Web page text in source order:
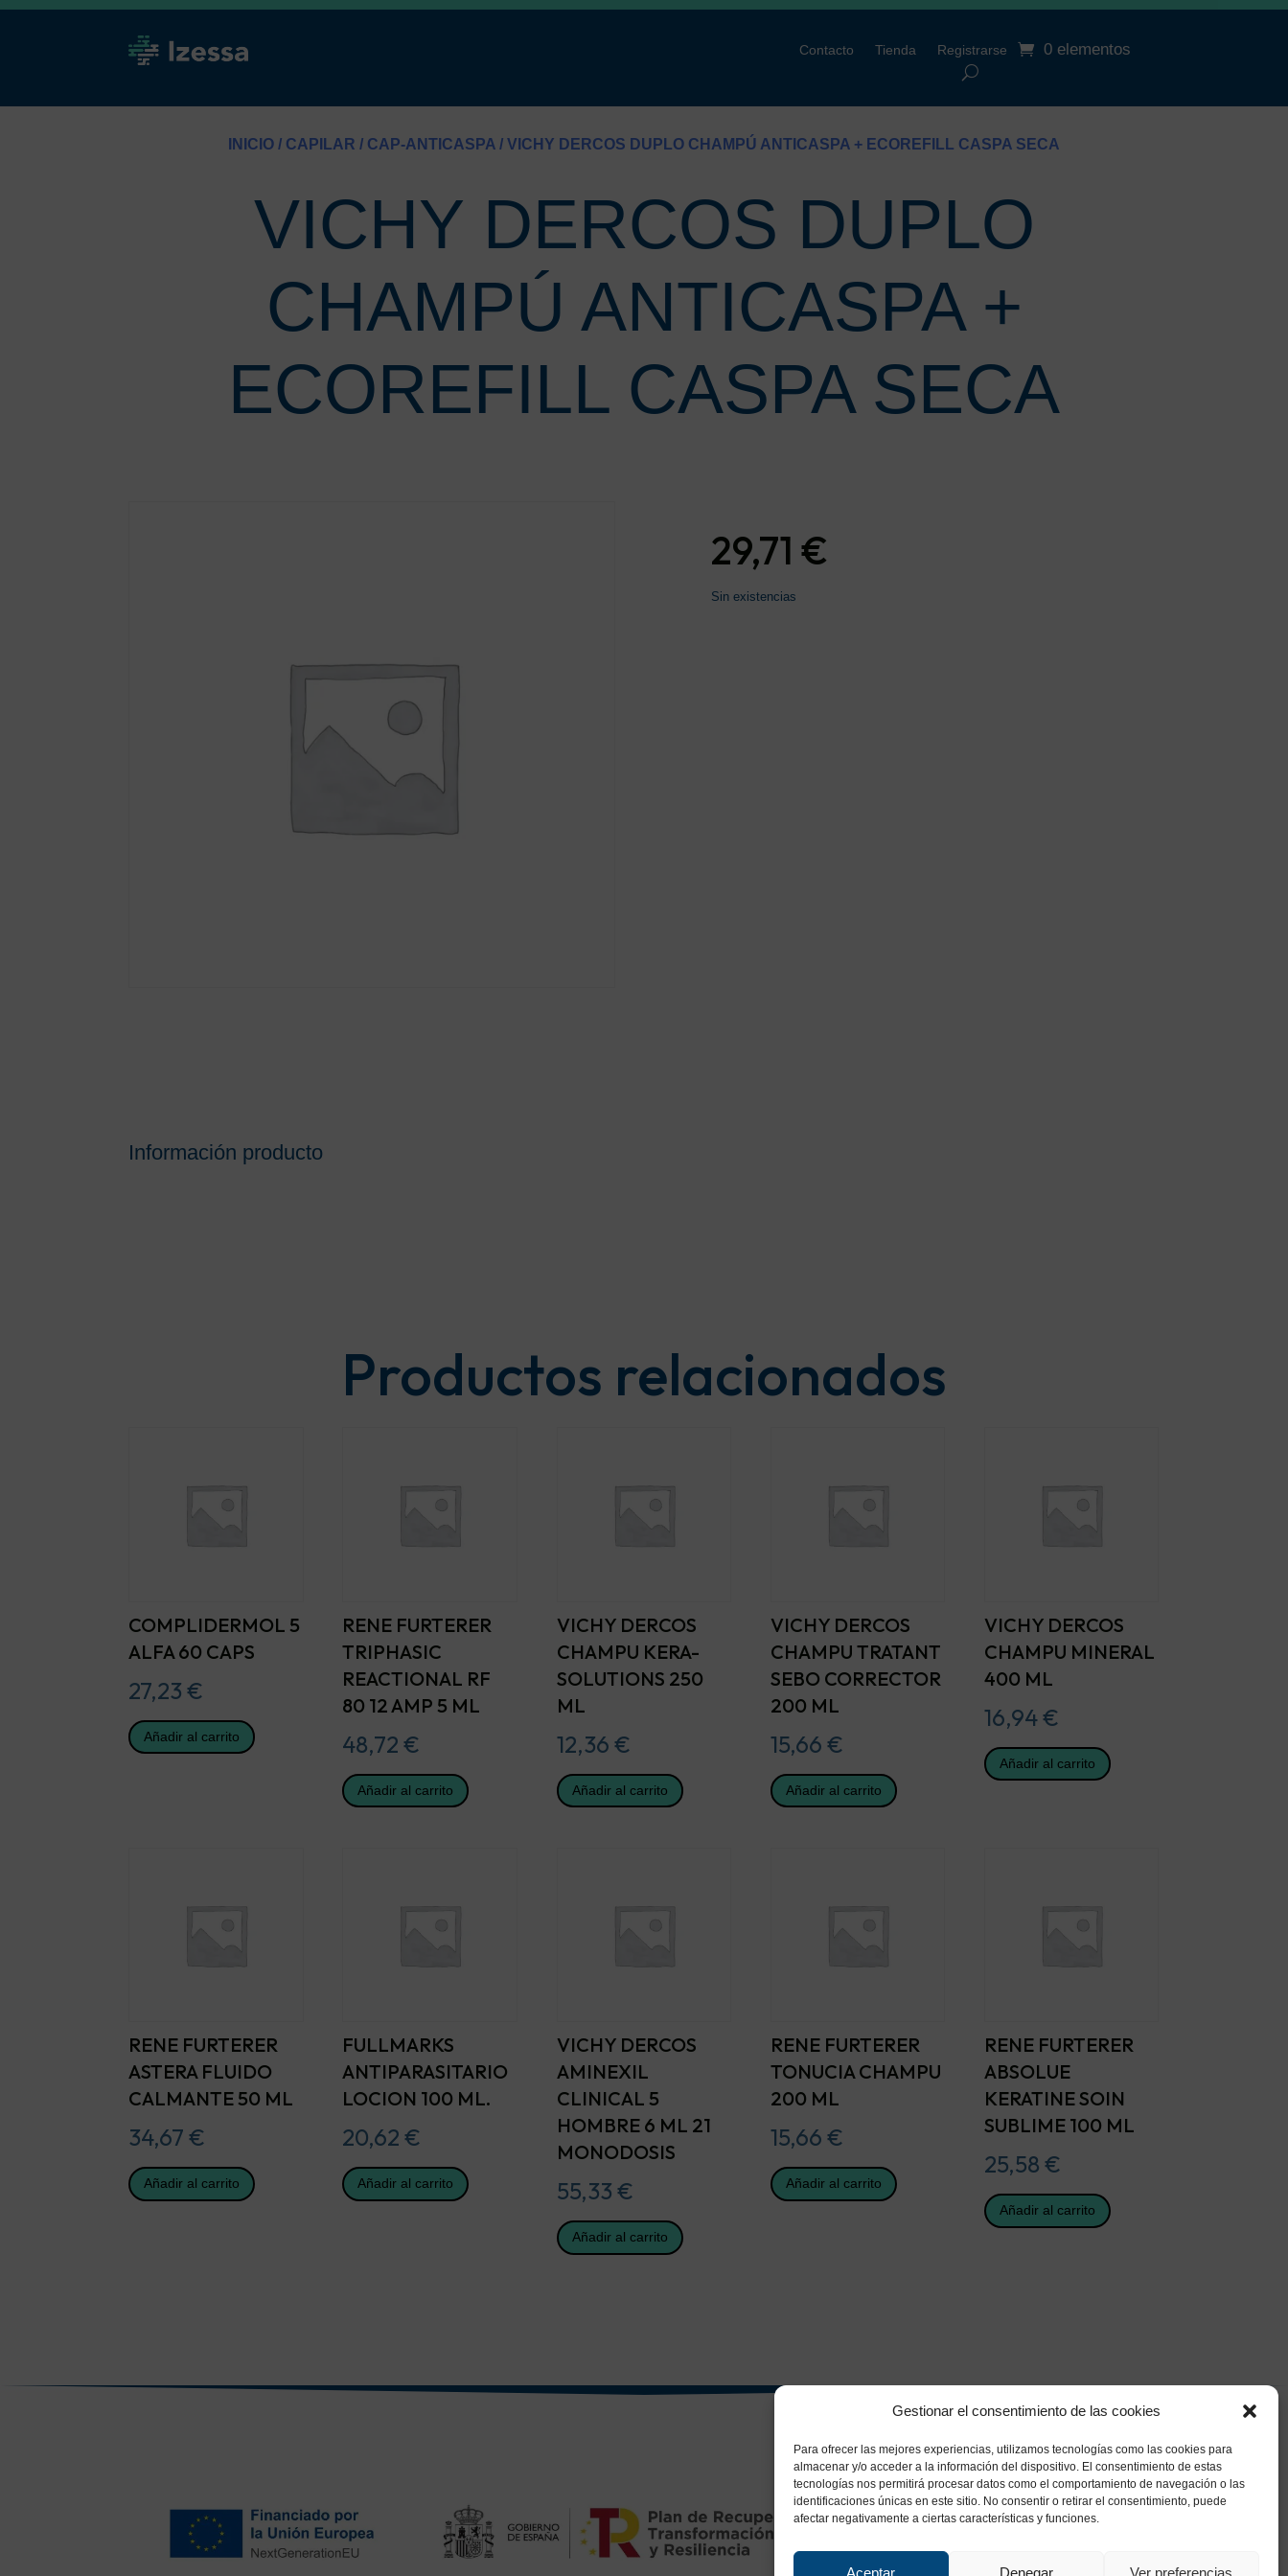
Gestionar el consentimiento de las cookies
Para ofrecer las mejores experiencias, utilizamos tecnologías como las cookies para
almacenar y/o acceder a la información del dispositivo. El consentimiento de estas
tecnologías nos permitirá procesar datos como el comportamiento de navegación o las
identificaciones únicas en este sitio. No consentir o retirar el consentimiento, puede
afectar negativamente a ciertas características y funciones.
Aceptar Denegar Ver preferencias
Contacto Tienda Registrarse 0 elementos
INICIO / CAPILAR / CAP-ANTICASPA / VICHY DERCOS DUPLO CHAMPÚ ANTICASPA + ECOREFILL CASPA SECA
VICHY DERCOS DUPLO
CHAMPÚ ANTICASPA +
ECOREFILL CASPA SECA
29,71 €
Sin existencias
Información producto
Productos relacionados
COMPLIDERMOL 5
ALFA 60 CAPS
27,23€
Añadir al carrito
RENE FURTERER
TRIPHASIC
REACTIONAL RF
80 12 AMP 5 ML
48,72€
Añadir al carrito
VICHY DERCOS
CHAMPU KERA-
SOLUTIONS 250
ML
12,36 €
Añadir al carrito
VICHY DERCOS
CHAMPU TRATANT
SEBO CORRECTOR
200 ML
15,66 €
Añadir al carrito
VICHY DERCOS
CHAMPU MINERAL
400 ML
16,94€
Añadir al carrito
RENE FURTERER
ASTERA FLUIDO
CALMANTE 50 ML
34,67€
Añadir al carrito
FULLMARKS
ANTIPARASITARIO
LOCION 100 ML.
20,62€
Añadir al carrito
VICHY DERCOS
AMINEXIL
CLINICAL 5
HOMBRE 6 ML 21
MONODOSIS
55,33 €
Añadir al carrito
RENE FURTERER
TONUCIA CHAMPU
200 ML
15,66 €
Añadir al carrito
RENE FURTERER
ABSOLUE
KERATINE SOIN
SUBLIME 100 ML
25,58 €
Añadir al carrito